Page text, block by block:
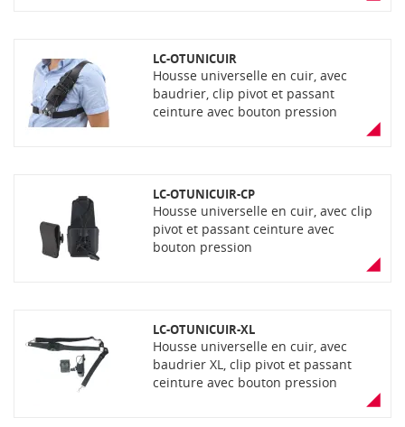
LC-OTUNICUIR
Housse universelle en cuir, avec
baudrier, clip pivot et passant
ceinture avec bouton pression
LC-OTUNICUIR-CP
Housse universelle en cuir, avec clip
pivot et passant ceinture avec
bouton pression
LC-OTUNICUIR-XL
Housse universelle en cuir, avec
baudrier XL, clip pivot et passant
ceinture avec bouton pression